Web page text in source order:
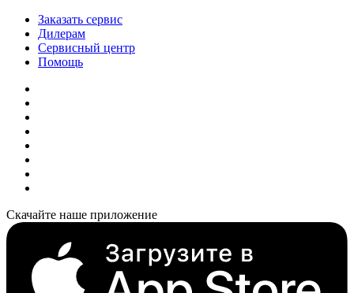
Заказать сервис
Дилерам
Сервисный центр
Помощь
Скачайте наше приложение